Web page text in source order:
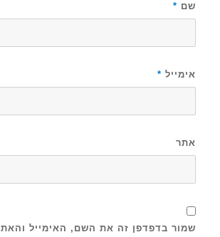
שם *
אימייל *
אתר
שמור בדפדפן זה את השם, האימייל